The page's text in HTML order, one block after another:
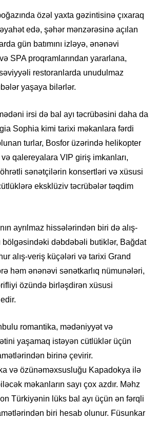
özəl yaxta gəzintisinə çıxaraq
edə, şəhər mənzərəsinə açılan
gün batımını izləyə, ənənəvi
SPA proqramlarından yararlana,
restoranlarda unudulmaz
yaşaya bilərlər.
irsi də bal ayı təcrübəsini daha da
Sophia kimi tarixi məkanlara fərdi
turlar, Bosfor üzərində helikopter
qalereyalara VIP giriş imkanları,
sənətçilərin konsertləri və xüsusi
eksklüziv təcrübələr təqdim
ayrılmaz hissələrindən biri də alış-
bölgəsindəki dəbdəbəli butiklər, Bağdat
alış-veriş küçələri və tarixi Grand
həm ənənəvi sənətkarlıq nümunələri,
özündə birləşdirən xüsusi
romantika, mədəniyyət və
yaşamaq istəyən cütlüklər üçün
birinə çevirir.
və özünəməxsusluğu Kapadokya ilə
məkanların sayı çox azdır. Məhz
Türkiyənin lüks bal ayı üçün ən fərqli
biri hesab olunur. Füsunkar